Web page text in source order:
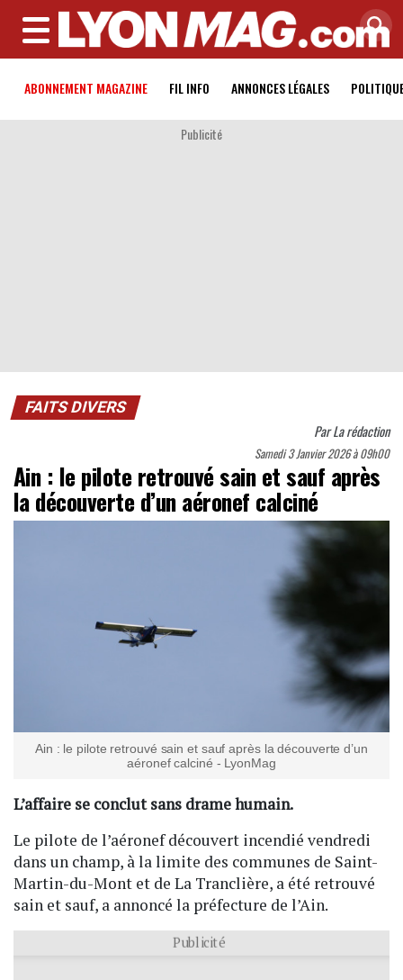
MENU
ABONNEMENT MAGAZINE FIL INFO ANNONCES LÉGALES
Publicité
FAITS DIVERS
ParLa rédaction
Samedi 3 Janvier 2026 à 09h00
Ain : le pilote retrouvé sain et sauf après
la découverte d’un aéronef calciné
Ain : le pilote retrouvé sain et sauf après la découverte d’un
aéronef calciné - LyonMag
L’affaire se conclut sans drame humain.
Le pilote de l’aéronef découvert incendié vendredi
dans un champ, à la limite des communes de Saint-
Martin-du-Mont et de La Tranclière, a été retrouvé
sain et sauf, a annoncé la préfecture de l’Ain.
Publicité